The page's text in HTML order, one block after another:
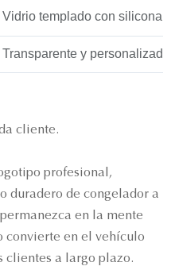
Vidrio templado con silicona
Transparente y personalizado
cliente.
profesional,
duradero de congelador a
en la mente
convierte en el vehículo
clientes a largo plazo.